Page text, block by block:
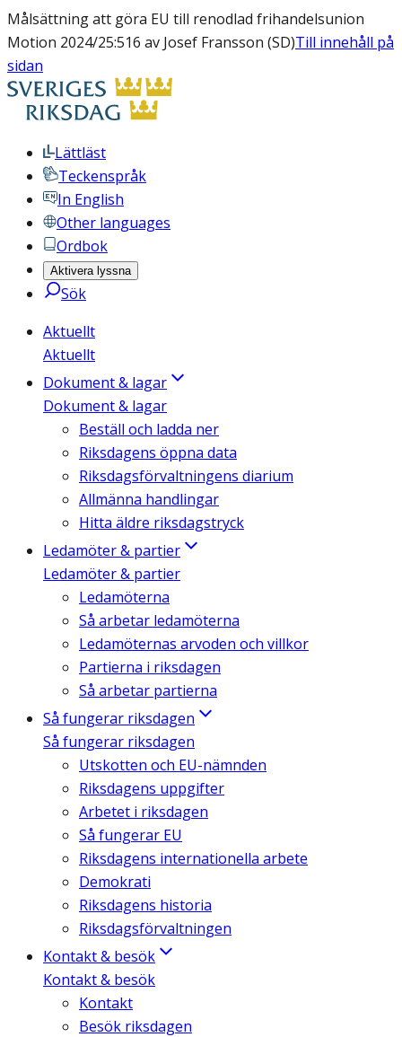
Målsättning att göra EU till renodlad frihandelsunion
Motion 2024/25:516 av Josef Fransson (SD)Till innehåll på
sidan
Lättläst
Teckenspråk
In English
Other languages
Ordbok
Aktivera lyssna
Sök
Aktuellt
Aktuellt
Dokument & lagar
Dokument & lagar
Beställ och ladda ner
Riksdagens öppna data
Riksdagsförvaltningens diarium
Allmänna handlingar
Hitta äldre riksdagstryck
Ledamöter & partier
Ledamöter & partier
Ledamöterna
Så arbetar ledamöterna
Ledamöternas arvoden och villkor
Partierna i riksdagen
Så arbetar partierna
Så fungerar riksdagen
Så fungerar riksdagen
Utskotten och EU-nämnden
Riksdagens uppgifter
Arbetet i riksdagen
Så fungerar EU
Riksdagens internationella arbete
Demokrati
Riksdagens historia
Riksdagsförvaltningen
Kontakt & besök
Kontakt & besök
Kontakt
Besök riksdagen